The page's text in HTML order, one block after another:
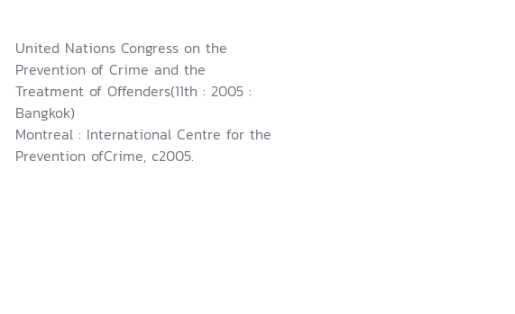
United Nations Congress on the
Prevention of Crime and the
Treatment of Offenders(11th : 2005 :
Bangkok)
Montreal : International Centre for the
Prevention ofCrime, c2005.